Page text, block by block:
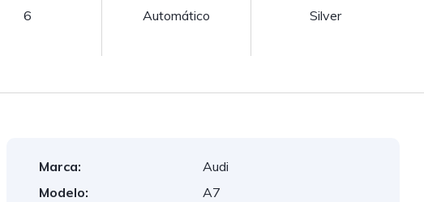
6
Automático
Silver
Marca:
Audi
Modelo:
A7